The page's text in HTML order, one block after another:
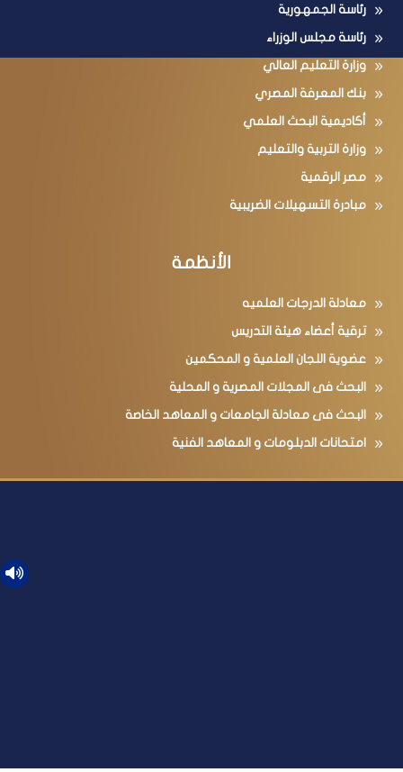
رئاسة الجمهورية
رئاسة مجلس الوزراء
وزارة التعليم العالي
بنك المعرفة المصري
أكاديمية البحث العلمي
وزارة التربية والتعليم
مصر الرقمية
مبادرة التسهيلات الضريبية
الأنظمة
معادلة الدرجات العلميه
ترقية أعضاء هيئة التدريس
عضوية اللجان العلمية و المحكمين
البحث فى المجلات المصرية و المحلية
البحث فى معادلة الجامعات و المعاهد الخاصة
امتحانات الدبلومات و المعاهد الفنية